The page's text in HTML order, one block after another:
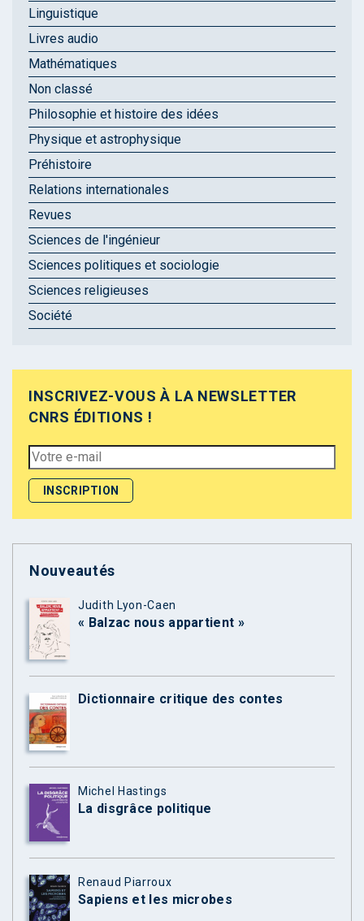
Linguistique
Livres audio
Mathématiques
Non classé
Philosophie et histoire des idées
Physique et astrophysique
Préhistoire
Relations internationales
Revues
Sciences de l'ingénieur
Sciences politiques et sociologie
Sciences religieuses
Société
INSCRIVEZ-VOUS À LA NEWSLETTER
CNRS ÉDITIONS !
Nouveautés
Judith Lyon-Caen
« Balzac nous appartient »
Dictionnaire critique des contes
Michel Hastings
La disgrâce politique
Renaud Piarroux
Sapiens et les microbes